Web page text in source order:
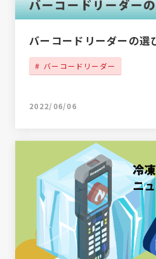
バーコードリーダーの選
バーコードリーダー
2022/06/06